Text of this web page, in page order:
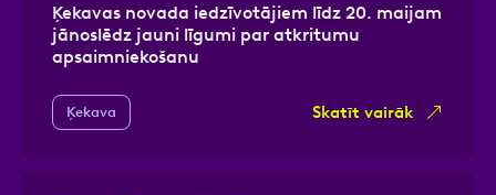
Ķekavas novada iedzīvotājiem līdz 20. maijam
jānoslēdz jauni līgumi par atkritumu
apsaimniekošanu
Ķekava Skatīt vairāk